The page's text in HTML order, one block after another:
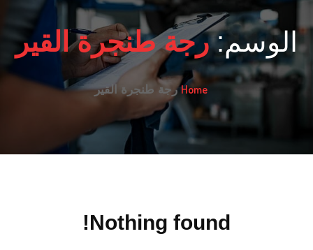
الوسم:رجة طنجرة القير
Homeرجة طنجرة القير
Nothing found!